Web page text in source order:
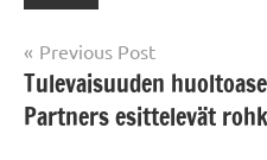
Post
navigation
Previous Post
Tulevaisuuden
Partners esittelevät